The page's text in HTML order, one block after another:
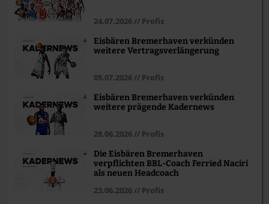
24.07.2026 // Profis
Eisbären Bremerhaven verkünden
weitere Vertragsverlängerung
05.07.2026 // Profis
Eisbären Bremerhaven verkünden
weitere prägende Kadernews
28.06.2026 // Profis
Die Eisbären Bremerhaven
verpflichten BBL-Coach Ferried Naciri
als neuen Headcoach
23.06.2026 // Profis